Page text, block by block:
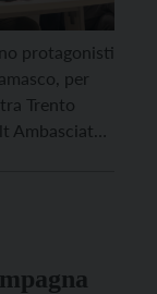
protagonisti
per
Trento
Ambasciatori